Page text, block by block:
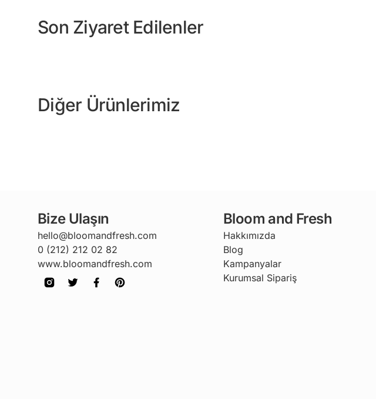
Son Ziyaret Edilenler
Diğer Ürünlerimiz
Bize Ulaşın
hello@bloomandfresh.com
0 (212) 212 02 82
www.bloomandfresh.com
Bloom and Fresh
Hakkımızda
Blog
Kampanyalar
Kurumsal Sipariş